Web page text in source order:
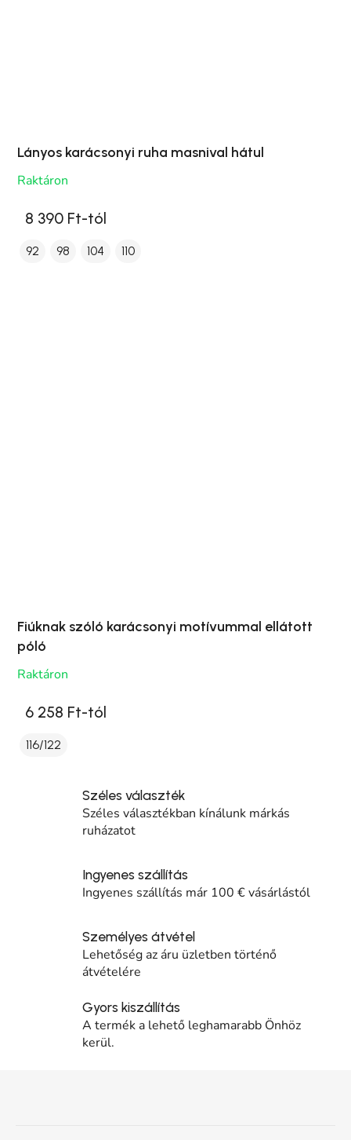
Lányos karácsonyi ruha masnival hátul
Raktáron
8 390 Ft-tól
92 98 104 110
Fiúknak szóló karácsonyi motívummal ellátott
póló
Raktáron
6 258 Ft-tól
116/122
Széles választék
Széles választékban kínálunk márkás
ruházatot
Ingyenes szállítás
Ingyenes szállítás már 100 € vásárlástól
Személyes átvétel
Lehetőség az áru üzletben történő
átvételére
Gyors kiszállítás
A termék a lehető leghamarabb Önhöz
kerül.